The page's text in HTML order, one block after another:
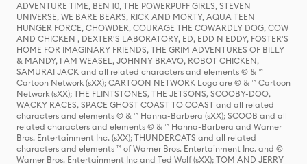
ADVENTURE TIME, BEN 10, THE POWERPUFF GIRLS, STEVEN
UNIVERSE, WE BARE BEARS, RICK AND MORTY, AQUA TEEN
HUNGER FORCE, CHOWDER, COURAGE THE COWARDLY DOG, COW
AND CHICKEN , DEXTER'S LABORATORY, ED, EDD N EDDY, FOSTER'S
HOME FOR IMAGINARY FRIENDS, THE GRIM ADVENTURES OF BILLY
& MANDY, I AM WEASEL, JOHNNY BRAVO, ROBOT CHICKEN,
SAMURAI JACK and all related characters and elements © & ™
Cartoon Network (sXX); CARTOON NETWORK Logo are © & ™ Cartoon
Network (sXX); THE FLINTSTONES, THE JETSONS, SCOOBY-DOO,
WACKY RACES, SPACE GHOST COAST TO COAST and all related
characters and elements © & ™ Hanna-Barbera (sXX); SCOOB and all
related characters and elements © & ™ Hanna-Barbera and Warner
Bros. Entertainment Inc. (sXX); THUNDERCATS and all related
characters and elements ™ of Warner Bros. Entertainment Inc. and ©
Warner Bros. Entertainment Inc and Ted Wolf (sXX); TOM AND JERRY